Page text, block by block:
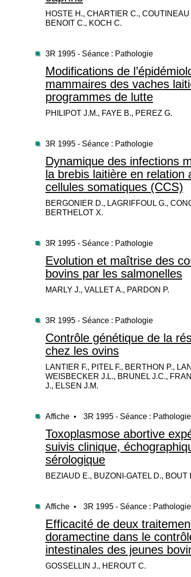
HOSTE H., CHARTIER C.,
BENOIT C., KOCH C.
3R 1995 - Séance : Pathologie
Modifications de
mammaires des vaches
programmes de lutte
PHILIPOT J.M., FAYE B., PEREZ G.
3R 1995 - Séance : Pathologie
Dynamique des infections
la brebis laitière en relation
cellules somatiques (CCS)
BERGONIER D., LAGRIFFOUL G.,
BERTHELOT X.
3R 1995 - Séance : Pathologie
Evolution et maîtrise des
bovins par les salmonelles
MARLY J., VALLET A., PARDON P.
3R 1995 - Séance : Pathologie
Contrôle génétique de la
chez les ovins
LANTIER F., PITEL F., BERTHON P.,
WEISBECKER J.L., BRUNEL J.C.,
J., ELSEN J.M.
Affiche • 3R 1995 - Séance : Pathologie
Toxoplasmose abortive
suivis clinique,
sérologique
BEZIAUD E., BUZONI-GATEL D., BOUT
Affiche • 3R 1995 - Séance : Pathologie
Efficacité de deux
doramectine dans le
intestinales des jeunes
GOSSELLIN J., HEROUT C.